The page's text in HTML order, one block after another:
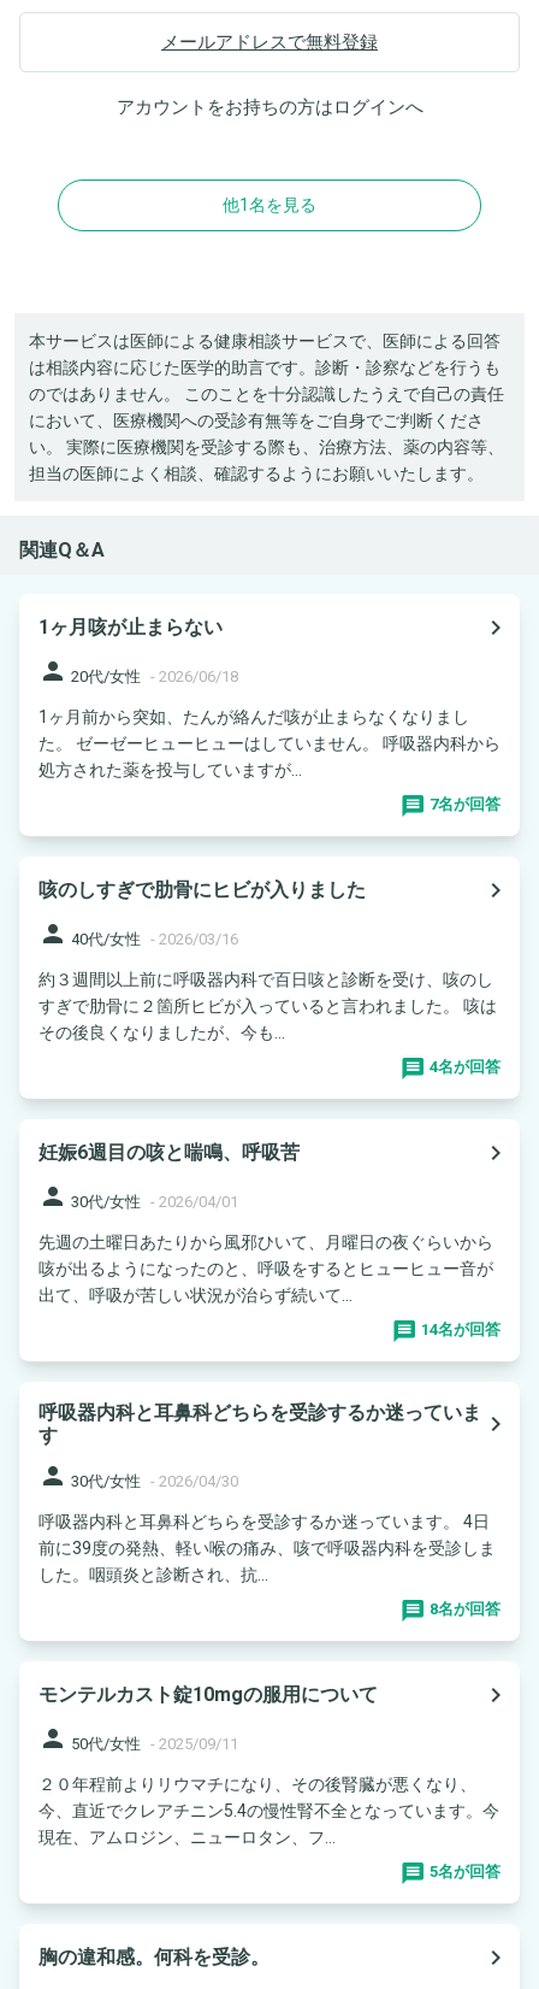
メールアドレスで無料登録
アカウントをお持ちの方はログインへ
他1名を見る
本サービスは医師による健康相談サービスで、医師による回答
は相談内容に応じた医学的助言です。診断・診察などを行うも
のではありません。 このことを十分認識したうえで自己の責任
において、医療機関への受診有無等をご自身でご判断くださ
い。 実際に医療機関を受診する際も、治療方法、薬の内容等、
担当の医師によく相談、確認するようにお願いいたします。
関連Q＆A
1ヶ月咳が止まらない
navigate_next
person 20代/女性 - 2026/06/18
1ヶ月前から突如、たんが絡んだ咳が止まらなくなりまし
た。 ゼーゼーヒューヒューはしていません。 呼吸器内科から
処方された薬を投与していますが...
7名が回答
咳のしすぎで肋骨にヒビが入りました
navigate_next
person 40代/女性 - 2026/03/16
約３週間以上前に呼吸器内科で百日咳と診断を受け、咳のし
すぎで肋骨に２箇所ヒビが入っていると言われました。 咳は
その後良くなりましたが、今も...
4名が回答
妊娠6週目の咳と喘鳴、呼吸苦
navigate_next
person 30代/女性 - 2026/04/01
先週の土曜日あたりから風邪ひいて、月曜日の夜ぐらいから
咳が出るようになったのと、呼吸をするとヒューヒュー音が
出て、呼吸が苦しい状況が治らず続いて...
14名が回答
呼吸器内科と耳鼻科どちらを受診するか迷っていま
す
navigate_next
person 30代/女性 - 2026/04/30
呼吸器内科と耳鼻科どちらを受診するか迷っています。 4日
前に39度の発熱、軽い喉の痛み、咳で呼吸器内科を受診しま
した。咽頭炎と診断され、抗...
8名が回答
モンテルカスト錠10mgの服用について
navigate_next
person 50代/女性 - 2025/09/11
２０年程前よりリウマチになり、その後腎臓が悪くなり、
今、直近でクレアチニン5.4の慢性腎不全となっています。今
現在、アムロジン、ニューロタン、フ...
5名が回答
胸の違和感。何科を受診。
navigate_next